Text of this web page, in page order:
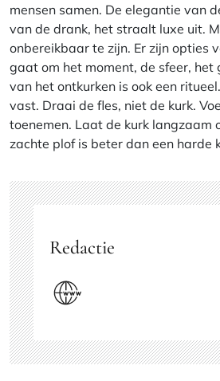
mensen samen. De elegantie van
van de drank, het straalt luxe uit.
onbereikbaar te zijn. Er zijn opties
gaat om het moment, de sfeer, het
van het ontkurken is ook een
vast. Draai de fles, niet de kurk.
toenemen. Laat de kurk langzaam
zachte plof is beter dan een harde
Redactie